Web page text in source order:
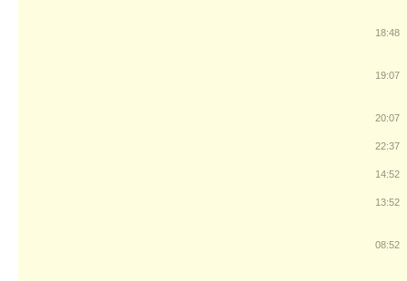
18:48
19:07
20:07
22:37
14:52
13:52
08:52